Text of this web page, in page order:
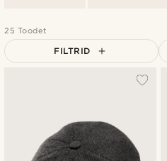
25 Toodet
FILTRID